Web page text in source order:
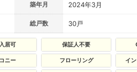
築年月 2024年3月
総戸数 30戸
居可 保証人不要
ニー フローリング イ